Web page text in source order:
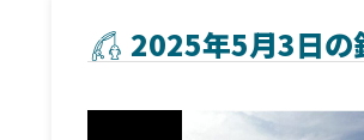
2025年5月3日の